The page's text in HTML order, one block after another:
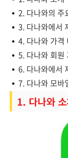
2. 다나와의 주
3. 다나와에서
4. 다나와 가격
5. 다나와 회원
6. 다나와에서
7. 다나와 모바
1. 다나와